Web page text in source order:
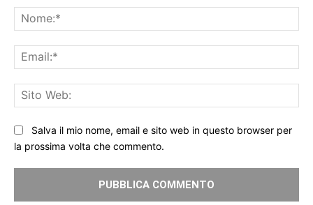
Salva il mio nome, email e sito web in questo browser per
la prossima volta che commento.